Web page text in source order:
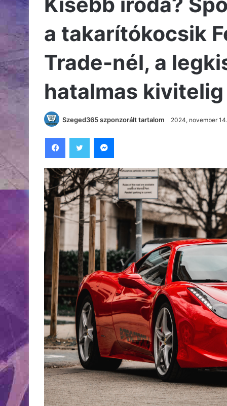
a takarítókocsik
Trade-nél, a
hatalmas kivitelig
Szeged365 szponzorált tartalom 2024, november